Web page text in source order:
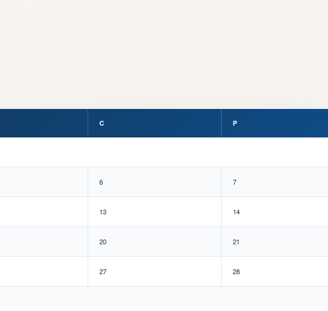
C P
6 7
13 14
20 21
27 28